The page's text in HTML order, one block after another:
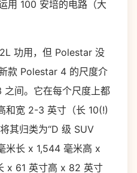
100 安培的电路（大
功用，但 Polestar 没
款 Polestar 4 的尺度介
间。它在每个尺度上都
和宽 2-3 英寸（长 10(!)
其归类为“D 级 SUV
米长 x 1,544 毫米高 x
x 61 英寸高 x 82 英寸